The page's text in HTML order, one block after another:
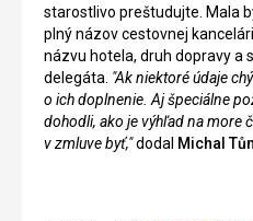
starostlivo preštudujte. Mala
plný názov cestovnej
názvu hotela, druh dopravy a
delegáta. "Ak niektoré údaje
o ich doplnenie. Aj špeciálne
dohodli, ako je výhľad na more
v zmluve byť,"dodal Michal